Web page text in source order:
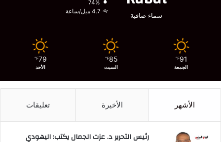
سماء صافية
74%
4.7 ميل/ساعة
91
℉
الجمعة
85
℉
السبت
79
℉
الأحد
الأشهر الأخيرة تعليقات
رئيس التحرير د. عزت الجمال يكتب: اليهودي